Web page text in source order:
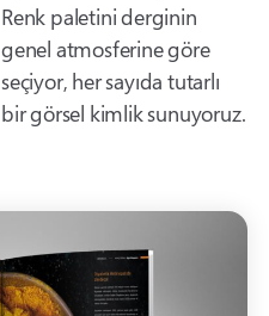
Renk paletini derginin
genel atmosferine göre
seçiyor, her sayıda tutarlı
bir görsel kimlik sunuyoruz.